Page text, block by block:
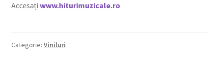
Accesați www.hiturimuzicale.ro
Categorie: Viniluri